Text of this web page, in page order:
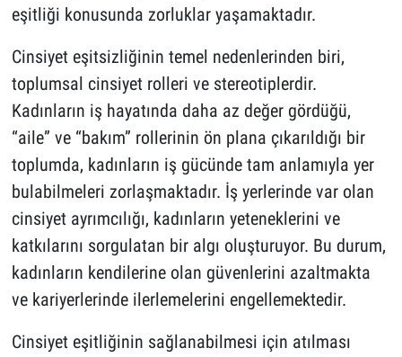
eşitliği konusunda zorluklar yaşamaktadır.
Cinsiyet eşitsizliğinin temel nedenlerinden biri,
toplumsal cinsiyet rolleri ve stereotiplerdir.
Kadınların iş hayatında daha az değer gördüğü,
“aile” ve “bakım” rollerinin ön plana çıkarıldığı bir
toplumda, kadınların iş gücünde tam anlamıyla yer
bulabilmeleri zorlaşmaktadır. İş yerlerinde var olan
cinsiyet ayrımcılığı, kadınların yeteneklerini ve
katkılarını sorgulatan bir algı oluşturuyor. Bu durum,
kadınların kendilerine olan güvenlerini azaltmakta
ve kariyerlerinde ilerlemelerini engellemektedir.
Cinsiyet eşitliğinin sağlanabilmesi için atılması